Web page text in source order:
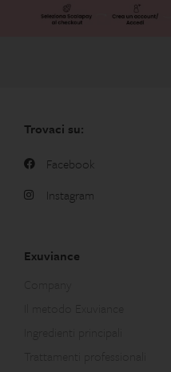
Exuviance
Trovaci su:
Facebook
Instagram